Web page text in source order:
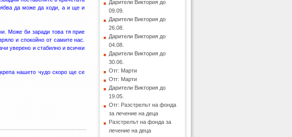
да може да ходи, а и ще и
Може би заради това тя прие
и спокойно от самите нас.
уверено и стабилно и всички
нашето чудо скоро ще се
Дарители Виктория до
09.09.
Дарители Виктория до
26.08.
Дарители Виктория до
04.08.
Дарители Виктория до
30.06.
Отг: Марти
Отг: Марти
Дарители Виктория до
19.05.
Отг: Разстрелът на фонда
за лечение на деца
Разстрелът на фонда за
лечение на деца